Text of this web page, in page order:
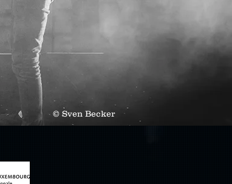
© Sven Becker